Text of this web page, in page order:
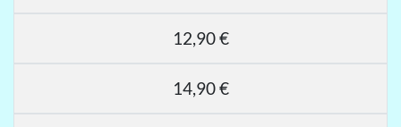
12,90 €
14,90 €